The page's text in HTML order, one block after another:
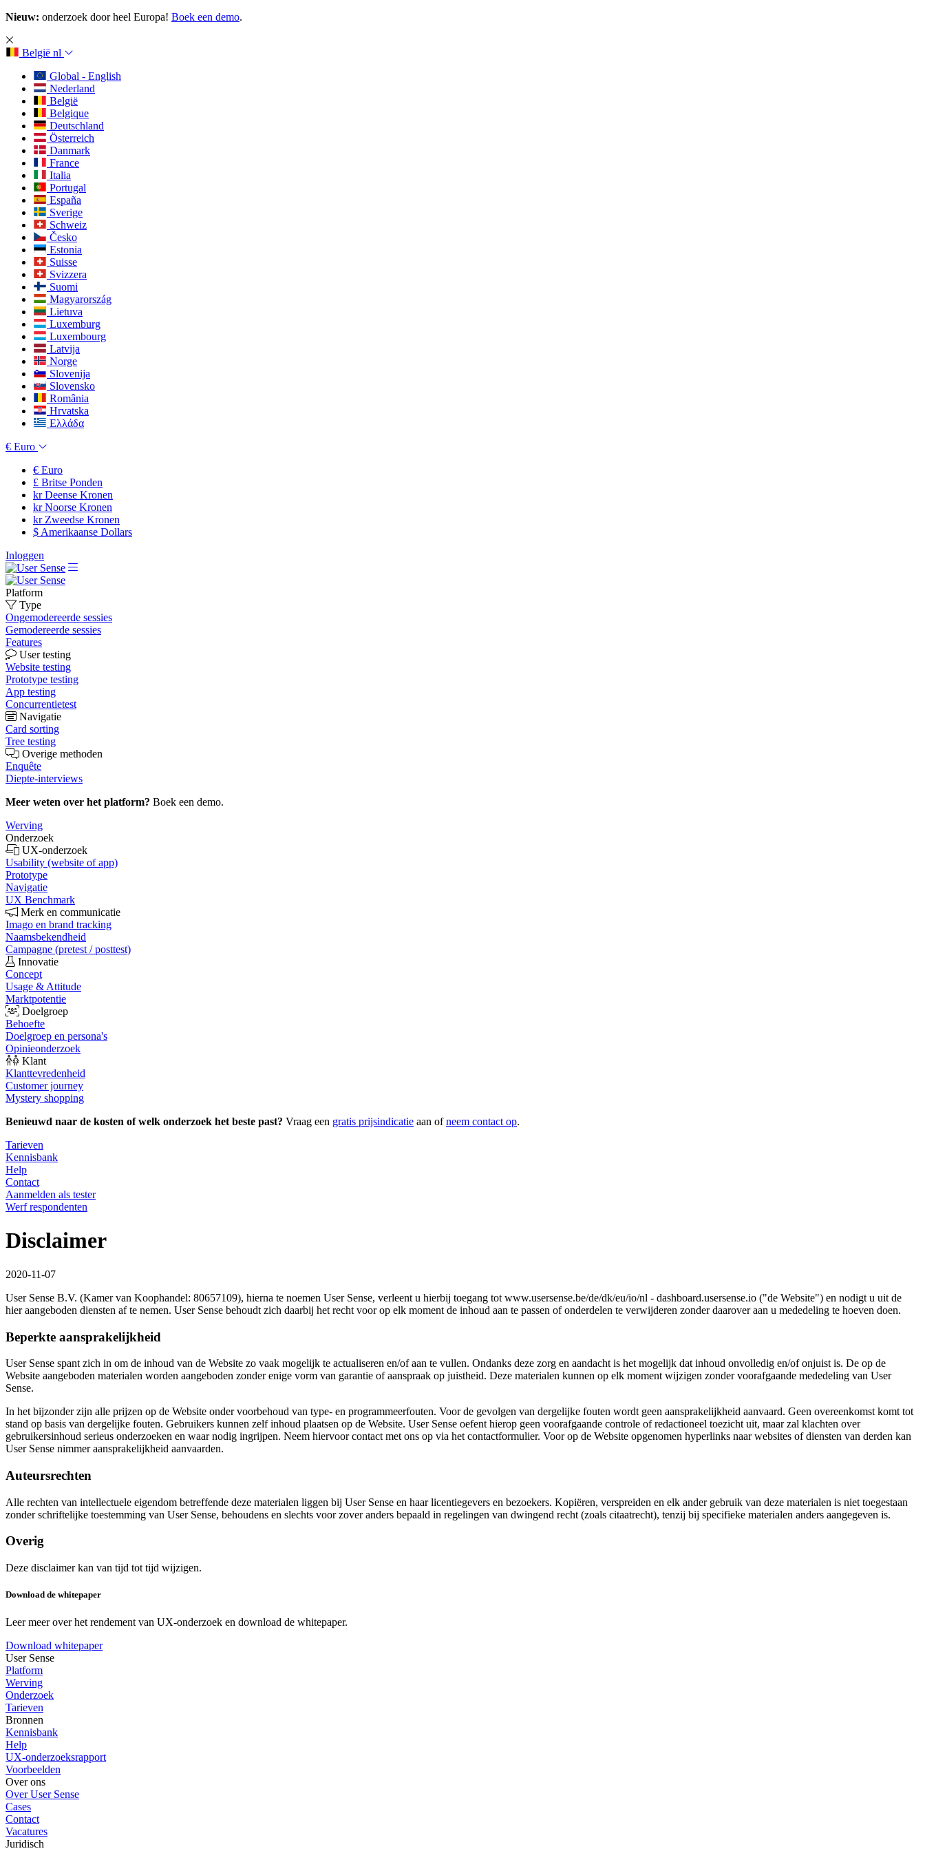
Nieuw: onderzoek door heel Europa! Boek een demo.
België nl
Global - English
Nederland
België
Belgique
Deutschland
Österreich
Danmark
France
Italia
Portugal
España
Sverige
Schweiz
Česko
Estonia
Suisse
Svizzera
Suomi
Magyarország
Lietuva
Luxemburg
Luxembourg
Latvija
Norge
Slovenija
Slovensko
România
Hrvatska
Ελλάδα
€ Euro
€ Euro
£ Britse Ponden
krDeense Kronen
krNoorse Kronen
krZweedse Kronen
$ Amerikaanse Dollars
Inloggen
Platform
Type
Ongemodereerde sessies
Gemodereerde sessies
Features
User testing
Website testing
Prototype testing
App testing
Concurrentietest
Navigatie
Card sorting
Tree testing
Overige methoden
Enquête
Diepte-interviews
Meer weten over het platform? Boek een demo.
Werving
Onderzoek
UX-onderzoek
Usability (website of app)
Prototype
Navigatie
UX Benchmark
Merk en communicatie
Imago en brand tracking
Naamsbekendheid
Campagne (pretest / posttest)
Innovatie
Concept
Usage & Attitude
Marktpotentie
Doelgroep
Behoefte
Doelgroep en persona's
Opinieonderzoek
Klant
Klanttevredenheid
Customer journey
Mystery shopping
Benieuwd naar de kosten of welk onderzoek het beste past? Vraag een gratis prijsindicatie aan ofneem contact op.
Tarieven
Kennisbank
Help
Contact
Aanmelden als tester
Werf respondenten
Disclaimer
2020-11-07
User Sense B.V. (Kamer van Koophandel: 80657109), hierna te noemen User Sense, verleent u hierbij toegang tot www.usersense.be/de/dk/eu/io/nl - dashboard.usersense.io ("de Website") en nodigt u uit de
hier aangeboden diensten af te nemen. User Sense behoudt zich daarbij het recht voor op elk moment de inhoud aan te passen of onderdelen te verwijderen zonder daarover aan u mededeling te hoeven doen.
Beperkte aansprakelijkheid
User Sense spant zich in om de inhoud van de Website zo vaak mogelijk te actualiseren en/of aan te vullen. Ondanks deze zorg en aandacht is het mogelijk dat inhoud onvolledig en/of onjuist is. De op de
Website aangeboden materialen worden aangeboden zonder enige vorm van garantie of aanspraak op juistheid. Deze materialen kunnen op elk moment wijzigen zonder voorafgaande mededeling van User
Sense.
In het bijzonder zijn alle prijzen op de Website onder voorbehoud van type- en programmeerfouten. Voor de gevolgen van dergelijke fouten wordt geen aansprakelijkheid aanvaard. Geen overeenkomst komt tot
stand op basis van dergelijke fouten. Gebruikers kunnen zelf inhoud plaatsen op de Website. User Sense oefent hierop geen voorafgaande controle of redactioneel toezicht uit, maar zal klachten over
gebruikersinhoud serieus onderzoeken en waar nodig ingrijpen. Neem hiervoor contact met ons op via het contactformulier. Voor op de Website opgenomen hyperlinks naar websites of diensten van derden kan
User Sense nimmer aansprakelijkheid aanvaarden.
Auteursrechten
Alle rechten van intellectuele eigendom betreffende deze materialen liggen bij User Sense en haar licentiegevers en bezoekers. Kopiëren, verspreiden en elk ander gebruik van deze materialen is niet toegestaan
zonder schriftelijke toestemming van User Sense, behoudens en slechts voor zover anders bepaald in regelingen van dwingend recht (zoals citaatrecht), tenzij bij specifieke materialen anders aangegeven is.
Overig
Deze disclaimer kan van tijd tot tijd wijzigen.
Download de whitepaper
Leer meer over het rendement van UX-onderzoek en download de whitepaper.
Download whitepaper
User Sense
Platform
Werving
Onderzoek
Tarieven
Bronnen
Kennisbank
Help
UX-onderzoeksrapport
Voorbeelden
Over ons
Over User Sense
Cases
Contact
Vacatures
Juridisch